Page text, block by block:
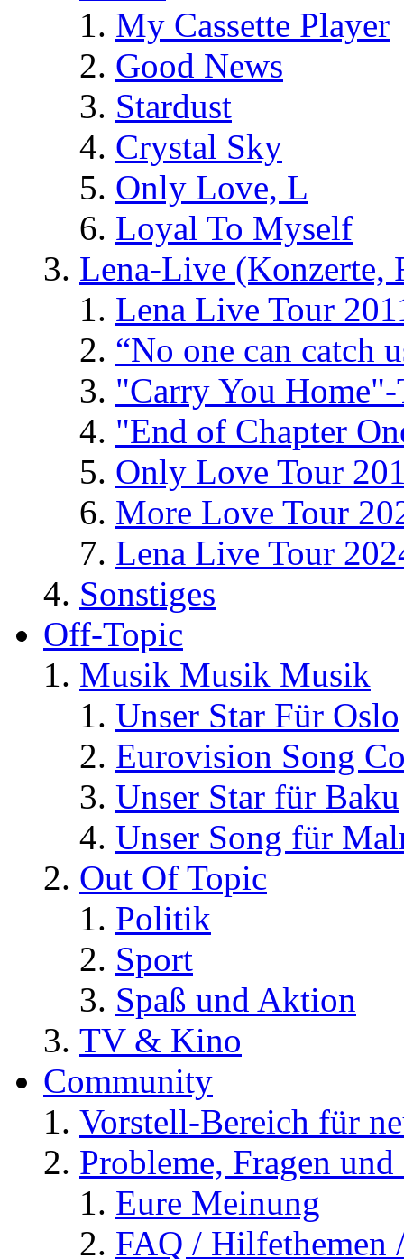
My Cassette Player
Good News
Stardust
Crystal Sky
Only Love, L
Loyal To Myself
Lena-Live (Konzerte,
Lena Live Tour
“No one can catch
"Carry You
"End of Chapter
Only Love Tour
More Love Tour
Lena Live Tour
Sonstiges
Off-Topic
Musik Musik Musik
Unser Star Für Oslo
Eurovision Song
Unser Star für Baku
Unser Song für
Out Of Topic
Politik
Sport
Spaß und Aktion
TV & Kino
Community
Vorstell-Bereich für
Probleme, Fragen
Eure Meinung
FAQ / Hilfethemen